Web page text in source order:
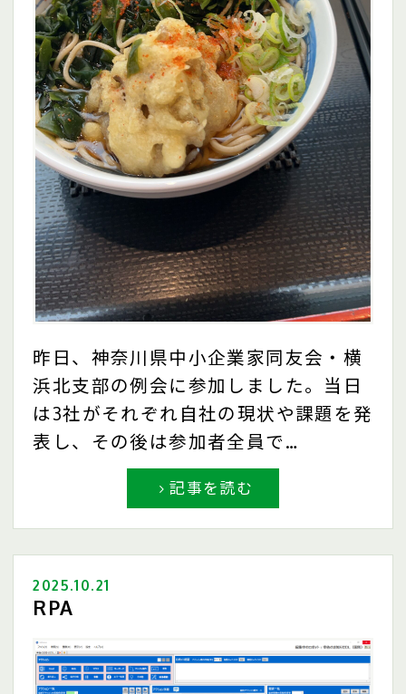
昨日、神奈川県中小企業家同友会・横
浜北支部の例会に参加しました。当日
は3社がそれぞれ自社の現状や課題を発
表し、その後は参加者全員で…
記事を読む
2025.10.21
RPA